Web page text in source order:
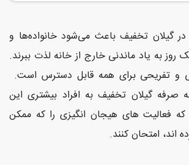
گیلان تخفیف باعث می‌شود خانواده‌ها و
روز به یاد ماندنی خارج از خانه لذت ببرند.
و تفریحی برای همه قابل دسترس است.
صرفه گیلان تخفیف به افراد بیشتری این
فعالیت های هیجان انگیزی را که ممکن
اند، امتحان کنند.